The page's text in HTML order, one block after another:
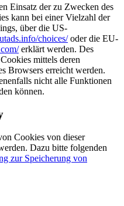
Einsatz der zu Zwecken des
kann bei einer Vielzahl der
über die US-
choices/oder die EU-
erklärt werden. Des
mittels deren
Browsers erreicht werden.
nicht alle Funktionen
können.
Cookies von dieser
Dazu bitte folgenden
zur Speicherung von